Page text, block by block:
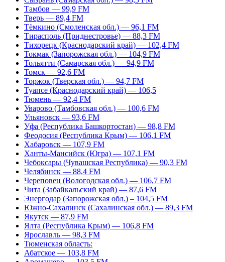
Тамбов — 99,9 FM
Тверь — 89,4 FM
Тёмкино (Смоленская обл.) — 96,1 FM
Тирасполь (Приднестровье) — 88,3 FM
Тихорецк (Краснодарский край) — 102,4 FM
Токмак (Запорожская обл.) — 104,9 FM
Тольятти (Самарская обл.) — 94,9 FM
Томск — 92,6 FM
Торжок (Тверская обл.) — 94,7 FM
Туапсе (Краснодарский край) — 106,5
Тюмень — 92,4 FM
Уварово (Тамбовская обл.) — 100,6 FM
Ульяновск — 93,6 FM
Уфа (Республика Башкортостан) — 98,8 FM
Феодосия (Республика Крым) — 106,1 FM
Хабаровск — 107,9 FM
Ханты-Мансийск (Югра) — 107,1 FM
Чебоксары (Чувашская Республика) — 90,3 FM
Челябинск — 88,4 FM
Череповец (Вологодская обл.) — 106,7 FM
Чита (Забайкальский край) — 87,6 FM
Энергодар (Запорожская обл.) – 104,5 FM
Южно-Сахалинск (Сахалинская обл.) — 89,3 FM
Якутск — 87,9 FM
Ялта (Республика Крым) — 106,8 FM
Ярославль — 98,3 FM
Тюменская область:
Абатское — 103,8 FM